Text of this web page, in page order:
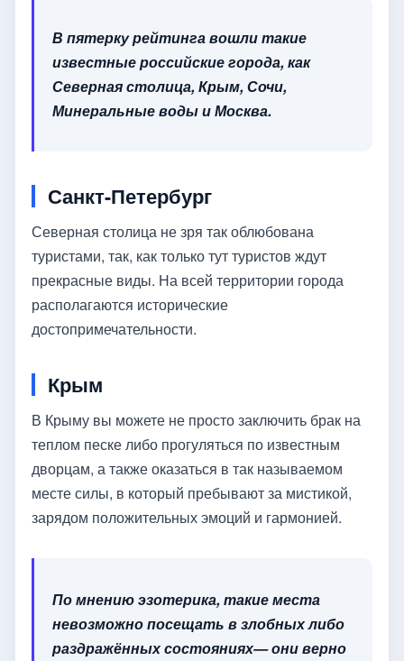
В пятерку рейтинга вошли такие
известные российские города, как
Северная столица, Крым, Сочи,
Минеральные воды и Москва.
Санкт-Петербург
Северная столица не зря так облюбована
туристами, так, как только тут туристов ждут
прекрасные виды. На всей территории города
располагаются исторические
достопримечательности.
Крым
В Крыму вы можете не просто заключить брак на
теплом песке либо прогуляться по известным
дворцам, а также оказаться в так называемом
месте силы, в который пребывают за мистикой,
зарядом положительных эмоций и гармонией.
По мнению эзотерика, такие места
невозможно посещать в злобных либо
раздражённых состояниях— они верно